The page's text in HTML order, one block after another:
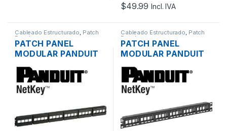
$49.99 Incl. IVA
Cableado Estructurado, Patch
Panel
PATCH PANEL
MODULAR PANDUIT
CAT6 24 PUERTOS
RACK
Cableado Estructurado, Patch
Panel
PATCH PANEL
MODULAR PANDUIT
CAT6 DE 24
PUERTOS RACK